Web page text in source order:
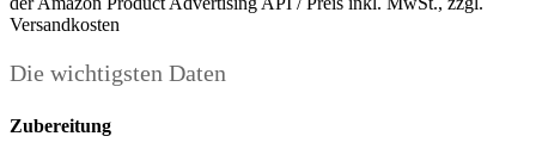
Versandkosten
Die wichtigsten Daten
Zubereitung